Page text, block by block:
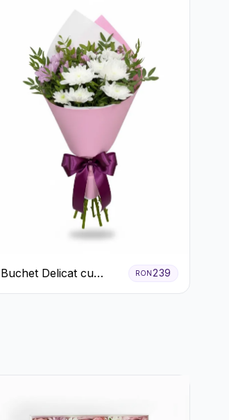
Buchet Delicat cu
Crizanteme Albe și
RON239